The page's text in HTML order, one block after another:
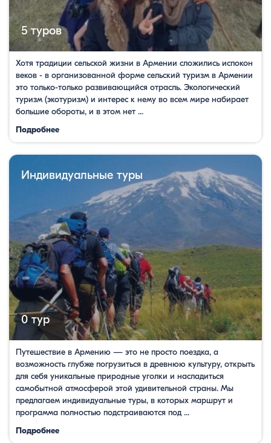
5 туров
Хотя традиции сельской жизни в Армении сложились испокон
веков - в организованной форме сельский туризм в Армении
это только-только развивающийся отрасль. Экологический
туризм (экотуризм) и интерес к нему во всем мире набирает
большие обороты, и в этом нет ...
Подробнее
Индивидуальные туры
0 тур
Путешествие в Армению — это не просто поездка, а
возможность глубже погрузиться в древнюю культуру, открыть
для себя уникальные природные уголки и насладиться
самобытной атмосферой этой удивительной страны. Мы
предлагаем индивидуальные туры, в которых маршрут и
программа полностью подстраиваются под ...
Подробнее